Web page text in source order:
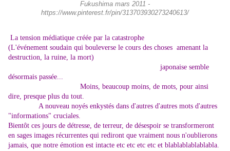
Fukushima mars 2011 -
https://www.pinterest.fr/pin/313703930273240613/
La tension médiatique créée par la catastrophe
(L'événement soudain qui bouleverse le cours des choses amenant la
destruction, la ruine, la mort)
japonaise semble
désormais passée...
Moins, beaucoup moins, de mots, pour ainsi
dire, presque plus du tout.
A nouveau noyés enkystés dans d'autres d'autres mots d'autres
"informations" cruciales.
Bientôt ces jours de détresse, de terreur, de désespoir se transformeront
en sages images récurrentes qui rediront que vraiment nous n'oublierons
jamais, que notre émotion est intacte etc etc etc etc et blablablablablabla.